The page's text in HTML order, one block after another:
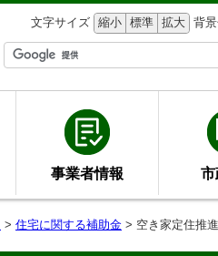
文字サイズ 縮小 標準 拡大 背
事業者情報 市
> 住宅に関する補助金 > 空き家定住推